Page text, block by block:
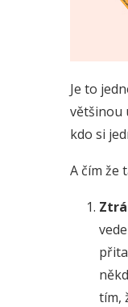
Je to
většinou
kdo si
A čím že
tím,